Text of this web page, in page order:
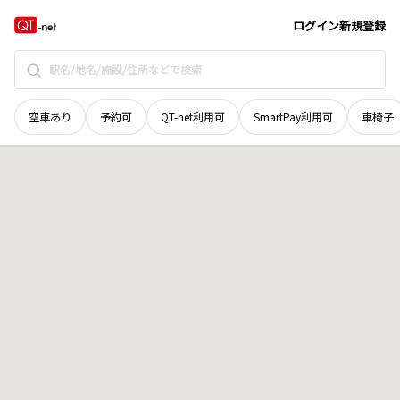
ログイン新規登録
空車あり 予約可 QT-net利用可 SmartPay利用可 車椅子
広島県